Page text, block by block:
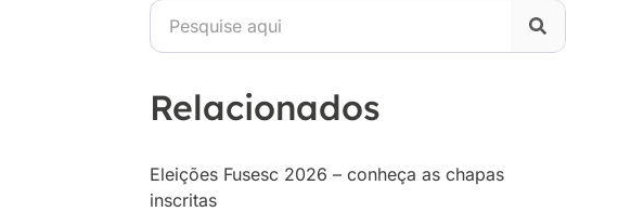
Relacionados
Eleições Fusesc 2026 – conheça as chapas
inscritas